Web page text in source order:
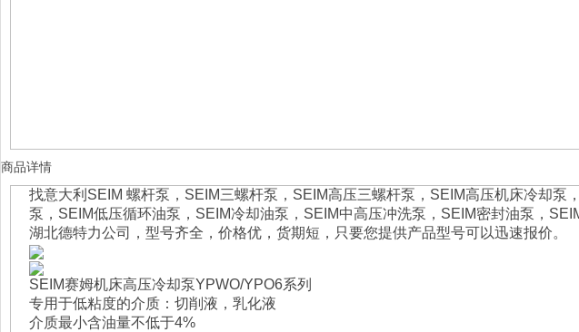
商品详情
找意大利SEIM 螺杆泵，SEIM三螺杆泵，SEIM高压三螺杆泵，SEIM高压机床冷却泵
泵，SEIM低压循环油泵，SEIM冷却油泵，SEIM中高压冲洗泵，SEIM密封油泵，
湖北德特力公司，型号齐全，价格优，货期短，只要您提供产品型号可以迅速报价。
SEIM赛姆机床高压冷却泵YPWO/YPO6系列
专用于低粘度的介质：切削液，乳化液
介质最小含油量不低于4%